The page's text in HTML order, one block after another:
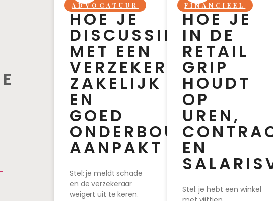
ADVOCATUUR
HOE JE
DISCUSSIES
MET EEN
VERZEKERAAR
ZAKELIJK
EN
GOED
ONDERBOUWD
AANPAKT
Stel: je meldt schade
en de verzekeraar
weigert uit te keren.
FINANCIEEL
HOE JE
IN DE
RETAIL
GRIP
HOUDT
OP
UREN,
EN
Stel: je hebt een winkel